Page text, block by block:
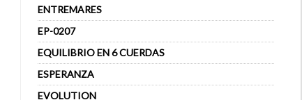
ENTREMARES
EP-0207
EQUILIBRIO EN 6 CUERDAS
ESPERANZA
EVOLUTION